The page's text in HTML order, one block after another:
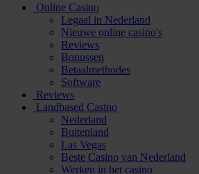
Online Casino
Legaal in Nederland
Nieuwe online casino's
Reviews
Bonussen
Betaalmethodes
Software
Reviews
Landbased Casino
Nederland
Buitenland
Las Vegas
Beste Casino van Nederland
Werken in het casino